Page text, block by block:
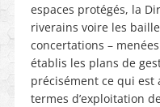
espaces protégés, la
riverains voire les
concertations –
établis les plans de
précisément ce qui est
termes d’exploitation